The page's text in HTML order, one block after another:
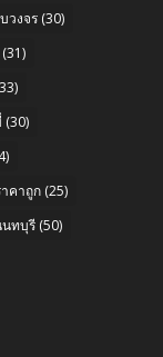
วงจร(30)
(31)
(30)
คาถูก(25)
นทบุรี(50)